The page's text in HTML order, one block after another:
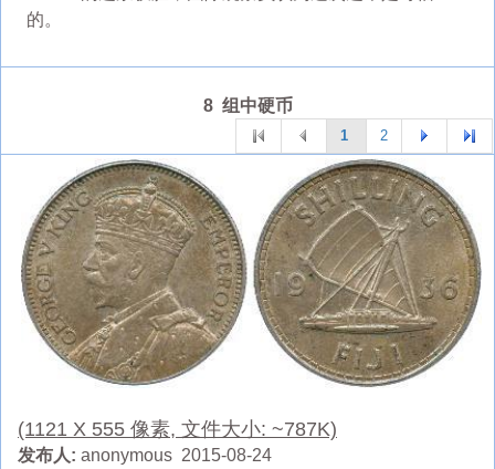
的。
8 组中硬币
1 2
(1121 X 555 像素, 文件大小: ~787K)
发布人: anonymous 2015-08-24